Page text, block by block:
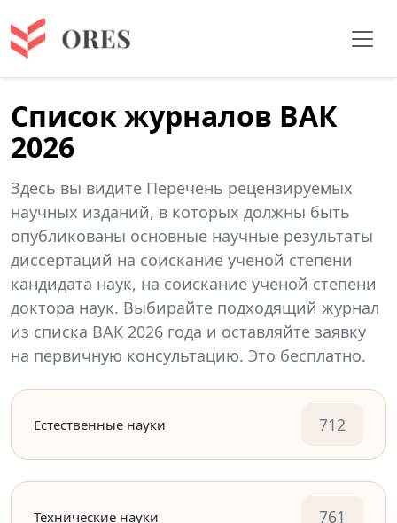
Список журналов ВАК
2026
Здесь вы видите Перечень рецензируемых
научных изданий, в которых должны быть
опубликованы основные научные результаты
диссертаций на соискание ученой степени
кандидата наук, на соискание ученой степени
доктора наук. Выбирайте подходящий журнал
из списка ВАК 2026 года и оставляйте заявку
на первичную консультацию. Это бесплатно.
Естественные науки 712
Технические науки 761